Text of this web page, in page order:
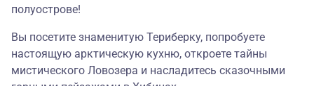
полуострове!
Вы посетите знаменитую Териберку, попробуете
настоящую арктическую кухню, откроете тайны
мистического Ловозера и насладитесь сказочными